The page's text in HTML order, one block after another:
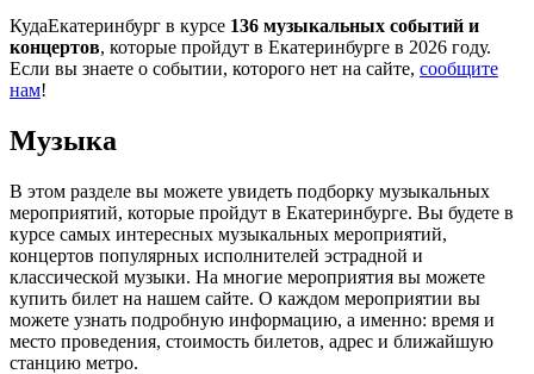
КудаЕкатеринбург в курсе 136 музыкальных событий и
концертов, которые пройдут в Екатеринбурге в 2026 году.
Если вы знаете о событии, которого нет на сайте, сообщите
нам!
Музыка
В этом разделе вы можете увидеть подборку музыкальных
мероприятий, которые пройдут в Екатеринбурге. Вы будете в
курсе самых интересных музыкальных мероприятий,
концертов популярных исполнителей эстрадной и
классической музыки. На многие мероприятия вы можете
купить билет на нашем сайте. О каждом мероприятии вы
можете узнать подробную информацию, а именно: время и
место проведения, стоимость билетов, адрес и ближайшую
станцию метро.